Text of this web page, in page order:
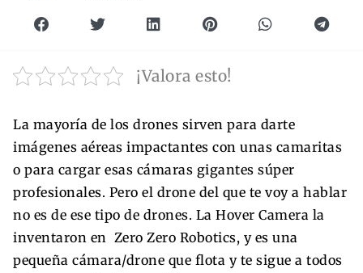
¡Valora esto!
La mayoría de los drones sirven para darte
imágenes aéreas impactantes con unas camaritas
o para cargar esas cámaras gigantes súper
profesionales. Pero el drone del que te voy a hablar
no es de ese tipo de drones. La Hover Camera la
inventaron en Zero Zero Robotics, y es una
pequeña cámara/drone que flota y te sigue a todos